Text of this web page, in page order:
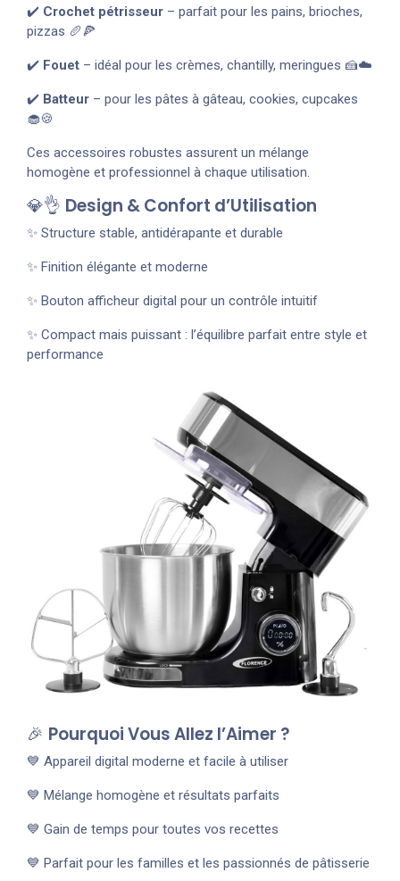
✔️ Crochet pétrisseur – parfait pour les pains, brioches,
pizzas 🥖🍕
✔️ Fouet – idéal pour les crèmes, chantilly, meringues 🍰☁️
✔️ Batteur – pour les pâtes à gâteau, cookies, cupcakes
🧁🍪
Ces accessoires robustes assurent un mélange
homogène et professionnel à chaque utilisation.
💎👌 Design & Confort d’Utilisation
✨ Structure stable, antidérapante et durable
✨ Finition élégante et moderne
✨ Bouton afficheur digital pour un contrôle intuitif
✨ Compact mais puissant : l’équilibre parfait entre style et
performance
🎉 Pourquoi Vous Allez l’Aimer ?
💙 Appareil digital moderne et facile à utiliser
💙 Mélange homogène et résultats parfaits
💙 Gain de temps pour toutes vos recettes
💙 Parfait pour les familles et les passionnés de pâtisserie